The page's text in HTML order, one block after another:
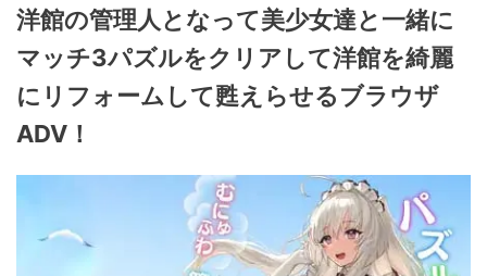
洋館の管理人となって美少女達と一緒に
マッチ3パズルをクリアして洋館を綺麗
にリフォームして甦えらせるブラウザ
ADV！